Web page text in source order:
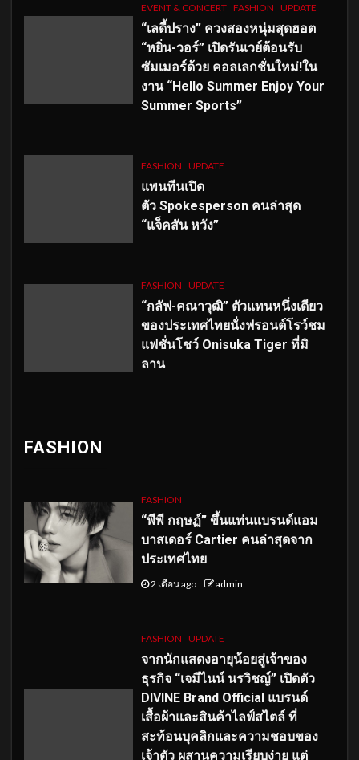
EVENT & CONCERT FASHION UPDATE
“เลดี้ปราง” ควงสองหนุ่มสุดฮอต
“หยิ่น-วอร์” เปิดรันเวย์ต้อนรับ
ซัมเมอร์ด้วย คอลเลกชั่นใหม่!ใน
งาน “Hello Summer Enjoy Your
Summer Sports”
FASHION UPDATE
แพนทีนเปิด
ตัว Spokesperson คนล่าสุด
“แจ็คสัน หวัง”
FASHION UPDATE
“กลัฟ-คณาวุฒิ” ตัวแทนหนึ่งเดียว
ของประเทศไทยนั่งฟรอนต์โรว์ชม
แฟชั่นโชว์ Onisuka Tiger ที่มิ
ลาน
FASHION
FASHION
“พีพี กฤษฏ์” ขึ้นแท่นแบรนด์แอม
บาสเดอร์ Cartier คนล่าสุดจาก
ประเทศไทย
2 เดือน ago admin
FASHION UPDATE
จากนักแสดงอายุน้อยสู่เจ้าของ
ธุรกิจ “เจมีไนน์ นรวิชญ์” เปิดตัว
DIVINE Brand Official แบรนด์
เสื้อผ้าและสินค้าไลฟ์สไตล์ ที่
สะท้อนบุคลิกและความชอบของ
เจ้าตัว ผสานความเรียบง่าย แต่